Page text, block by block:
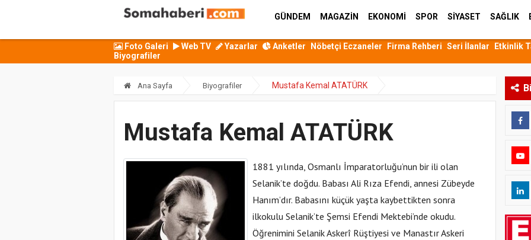
GÜNDEM MAGAZİN EKONOMİ SPOR SİYASET SAĞLIK
Foto Galeri Web TV Yazarlar Anketler Nöbetçi Eczaneler Firma Rehberi Seri İlanlar
Etkinlik
Biyografiler
Ana Sayfa Biyografiler Mustafa Kemal ATATÜRK
Mustafa Kemal ATATÜRK
1881 yılında, Osmanlı İmparatorluğu’nun bir ili olan
Selanik’te doğdu. Babası Ali Rıza Efendi, annesi Zübeyde
Hanım’dır. Babasını küçük yaşta kaybettikten sonra
ilkokulu Selanik’te Şemsi Efendi Mektebi’nde okudu.
Öğrenimini Selanik Askerî Rüştiyesi ve Manastır Askeri